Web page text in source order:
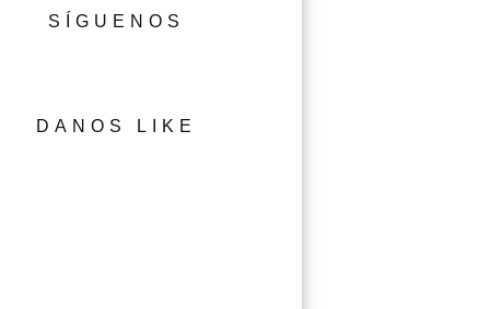
SÍGUENOS
DANOS LIKE